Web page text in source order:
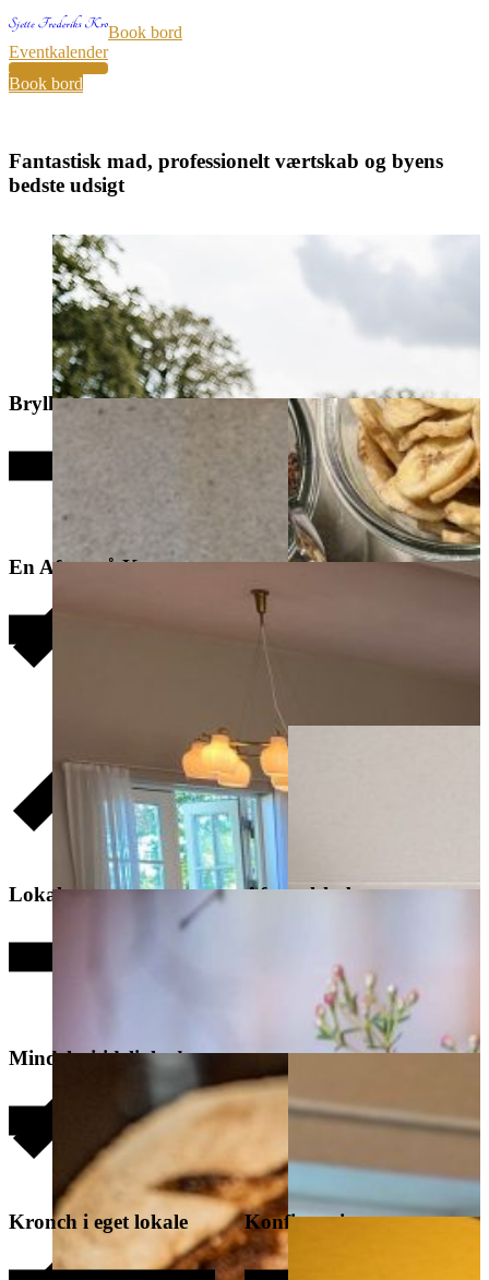
Book bord
Eventkalender
36
Book bord
Fantastisk mad, professionelt værtskab og byens
bedste udsigt
Bryllup
En Aften på Kroen
Kronch
Lokaler Aftenselskab
Mindehøjtidelighed
Kronch i eget lokale Konfirmation